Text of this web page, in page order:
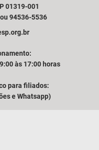
01319-001
94536-5536
às 17:00 horas
para filiados:
e Whatsapp)